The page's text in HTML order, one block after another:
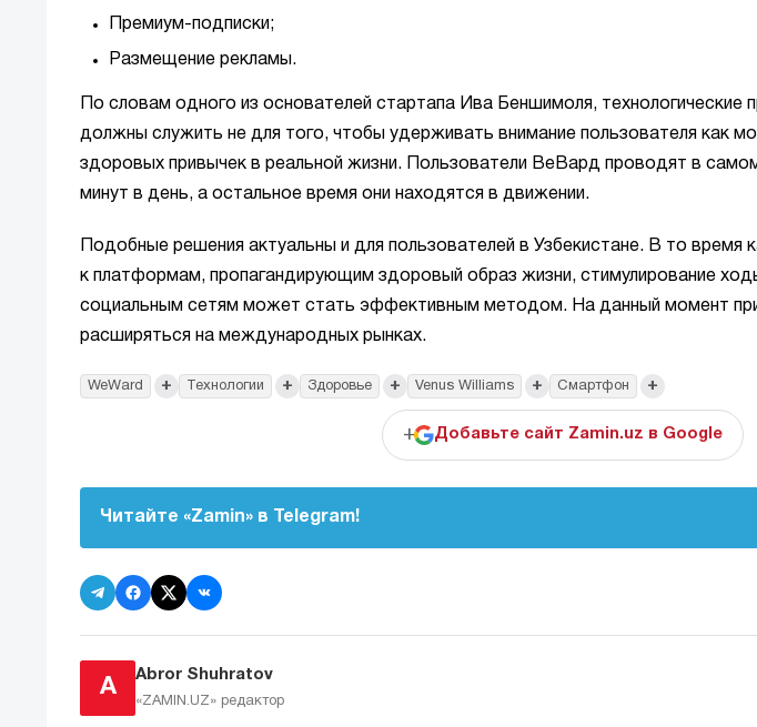
Премиум-подписки;
Размещение рекламы.
По словам одного из основателей стартапа Ива Беншимоля, технологические
должны служить не для того, чтобы удерживать внимание пользователя как
здоровых привычек в реальной жизни. Пользователи ВеВард проводят в
минут в день, а остальное время они находятся в движении.
Подобные решения актуальны и для пользователей в Узбекистане. В то время
к платформам, пропагандирующим здоровый образ жизни, стимулирование
социальным сетям может стать эффективным методом. На данный момент
расширяться на международных рынках.
WeWard + Технологии + Здоровье + Venus Williams + Смартфон +
+ Добавьте сайт Zamin.uz в Google
Читайте «Zamin» в Telegram!
A
Abror Shuhratov
«ZAMIN.UZ» редактор